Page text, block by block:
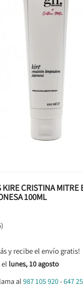
KIRE CRISTINA MITRE
100ML
y recibe el envío gratis!
lunes, 10 agosto
al 987 105 920-647